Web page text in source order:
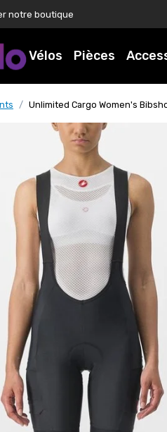
notre boutique
Vélos Pièces
Unlimited Cargo Women's